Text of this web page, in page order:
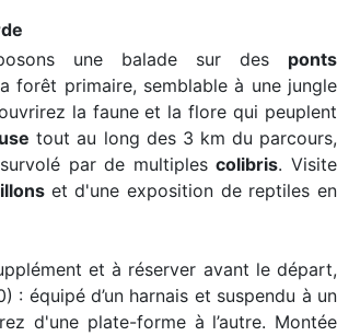
une balade sur des ponts
forêt primaire, semblable à une jungle
la faune et la flore qui peuplent
tout au long des 3 km du parcours,
par de multiplescolibris. Visite
et d'une exposition de reptiles en
et à réserver avant le départ,
: équipé d’un harnais et suspendu à un
d'une plate-forme à l’autre. Montée